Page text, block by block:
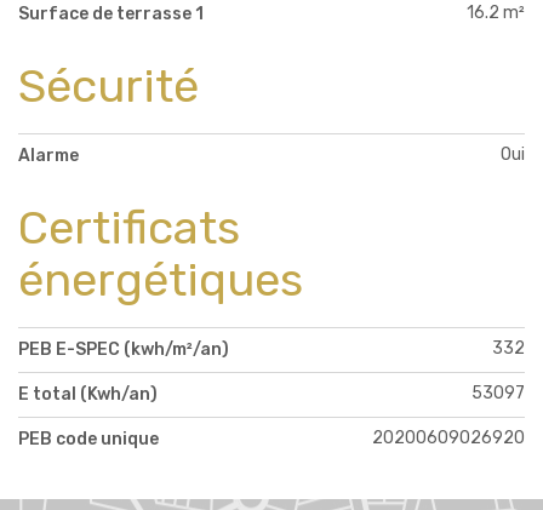
Surface de terrasse 1 16.2 m²
Sécurité
Alarme Oui
Certificats
énergétiques
PEB E-SPEC (kwh/m²/an) 332
E total (Kwh/an) 53097
PEB code unique 20200609026920